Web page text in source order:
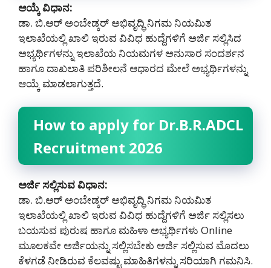
ಆಯ್ಕೆ ವಿಧಾನ:
ಡಾ. ಬಿ.ಆರ್ ಅಂಬೇಡ್ಕರ್ ಅಭಿವೃದ್ಧಿ ನಿಗಮ ನಿಯಮಿತ
ಇಲಾಖೆಯಲ್ಲಿ ಖಾಲಿ ಇರುವ ವಿವಿಧ ಹುದ್ದೆಗಳಿಗೆ ಅರ್ಜಿ ಸಲ್ಲಿಸಿದ
ಅಭ್ಯರ್ಥಿಗಳನ್ನು ಇಲಾಖೆಯ ನಿಯಮಗಳ ಅನುಸಾರ ಸಂದರ್ಶನ
ಹಾಗೂ ದಾಖಲಾತಿ ಪರಿಶೀಲನೆ ಆಧಾರದ ಮೇಲೆ ಅಭ್ಯರ್ಥಿಗಳನ್ನು
ಆಯ್ಕೆ ಮಾಡಲಾಗುತ್ತದೆ.
How to apply for Dr.B.R.ADCL
Recruitment 2026
ಅರ್ಜಿ ಸಲ್ಲಿಸುವ ವಿಧಾನ:
ಡಾ. ಬಿ.ಆರ್ ಅಂಬೇಡ್ಕರ್ ಅಭಿವೃದ್ಧಿ ನಿಗಮ ನಿಯಮಿತ
ಇಲಾಖೆಯಲ್ಲಿ ಖಾಲಿ ಇರುವ ವಿವಿಧ ಹುದ್ದೆಗಳಿಗೆ ಅರ್ಜಿ ಸಲ್ಲಿಸಲು
ಬಯಸುವ ಪುರುಷ ಹಾಗೂ ಮಹಿಳಾ ಅಭ್ಯರ್ಥಿಗಳು Online
ಮೂಲಕವೇ ಅರ್ಜಿಯನ್ನು ಸಲ್ಲಿಸಬೇಕು ಅರ್ಜಿ ಸಲ್ಲಿಸುವ ಮೊದಲು
ಕೆಳಗಡೆ ನೀಡಿರುವ ಕೆಲವಷ್ಟು ಮಾಹಿತಿಗಳನ್ನು ಸರಿಯಾಗಿ ಗಮನಿಸಿ.